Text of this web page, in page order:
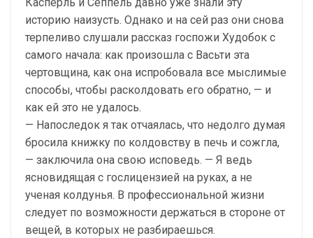
историю наизусть. Однако и на сей раз они снова
терпеливо слушали рассказ госпожи Худобок с
самого начала: как произошла с Васьти эта
чертовщина, как она испробовала все мыслимые
способы, чтобы расколдовать его обратно, — и
как ей это не удалось.
— Напоследок я так отчаялась, что недолго думая
бросила книжку по колдовству в печь и сожгла,
— заключила она свою исповедь. — Я ведь
ясновидящая с гослицензией на руках, а не
ученая колдунья. В профессиональной жизни
следует по возможности держаться в стороне от
вещей, в которых не разбираешься.